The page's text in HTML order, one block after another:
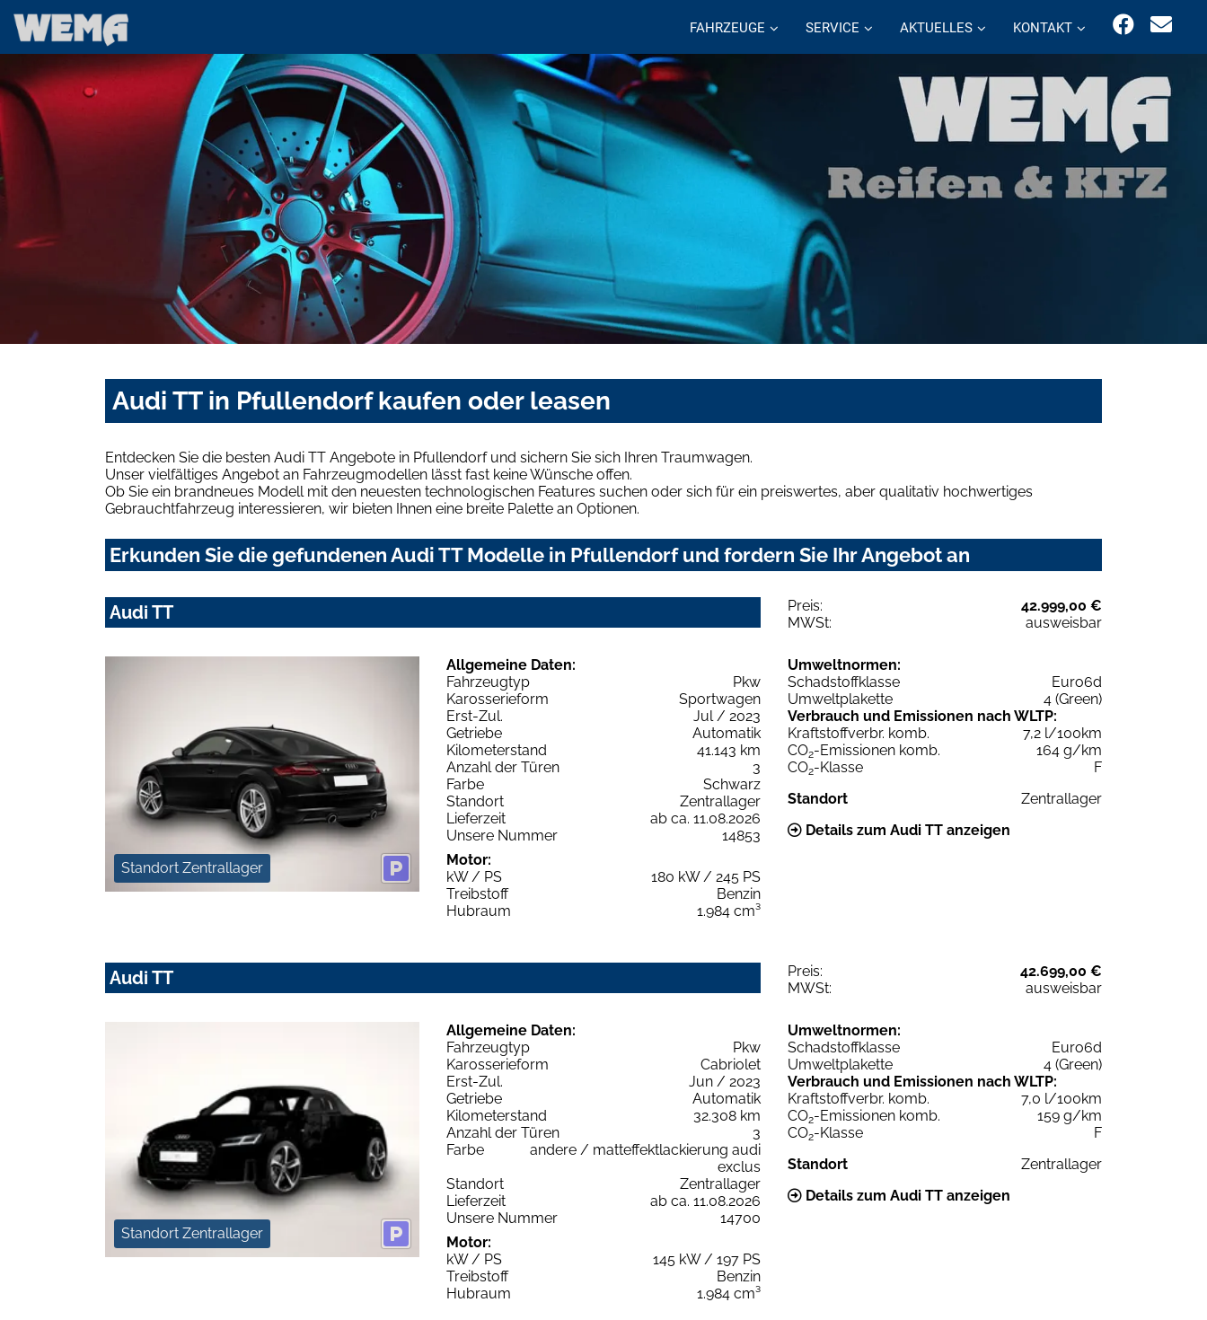
FAHRZEUGE SERVICE AKTUELLES KONTAKT
Audi TT in Pfullendorf kaufen oder leasen
Entdecken Sie die besten Audi TT Angebote in Pfullendorf und sichern Sie sich Ihren Traumwagen.
Unser vielfältiges Angebot an Fahrzeugmodellen lässt fast keine Wünsche offen.
Ob Sie ein brandneues Modell mit den neuesten technologischen Features suchen oder sich für ein preiswertes, aber qualitativ hochwertiges
Gebrauchtfahrzeug interessieren, wir bieten Ihnen eine breite Palette an Optionen.
Erkunden Sie die gefundenen Audi TT Modelle in Pfullendorf und fordern Sie Ihr Angebot an
Audi TT Preis:
42.999,00 €
MWSt:
ausweisbar
Standort Zentrallager
Allgemeine Daten:
Fahrzeugtyp
Pkw
Karosserieform
Sportwagen
Erst-Zul.
Jul / 2023
Getriebe
Automatik
Kilometerstand
41.143 km
Anzahl der Türen
3
Farbe
Schwarz
Standort
Zentrallager
Lieferzeit
ab ca. 11.08.2026
Unsere Nummer
14853
Motor:
kW / PS
180 kW / 245 PS
Treibstoff
Benzin
Hubraum
1.984 cm³
Umweltnormen:
Schadstoffklasse
Euro6d
Umweltplakette
4 (Green)
Verbrauch und Emissionen nach WLTP:
Kraftstoffverbr. komb.
7,2 l/100km
CO2-Emissionen komb.
164 g/km
CO2-Klasse
F
Standort
Zentrallager
Details zum Audi TT anzeigen
Audi TT Preis:
42.699,00 €
MWSt:
ausweisbar
Standort Zentrallager
Allgemeine Daten:
Fahrzeugtyp
Pkw
Karosserieform
Cabriolet
Erst-Zul.
Jun / 2023
Getriebe
Automatik
Kilometerstand
32.308 km
Anzahl der Türen
3
Farbe
andere / matteffektlackierung audi
exclus
Standort
Zentrallager
Lieferzeit
ab ca. 11.08.2026
Unsere Nummer
14700
Motor:
kW / PS
145 kW / 197 PS
Treibstoff
Benzin
Hubraum
1.984 cm³
Umweltnormen:
Schadstoffklasse
Euro6d
Umweltplakette
4 (Green)
Verbrauch und Emissionen nach WLTP:
Kraftstoffverbr. komb.
7,0 l/100km
CO2-Emissionen komb.
159 g/km
CO2-Klasse
F
Standort
Zentrallager
Details zum Audi TT anzeigen